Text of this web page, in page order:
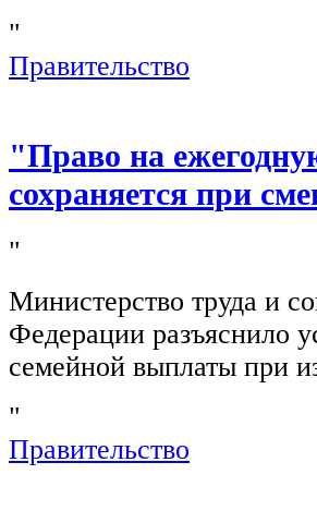
"
Правительство
"Право на
сохраняется при
"
Министерство труда и
Федерации разъяснило
семейной выплаты при
"
Правительство